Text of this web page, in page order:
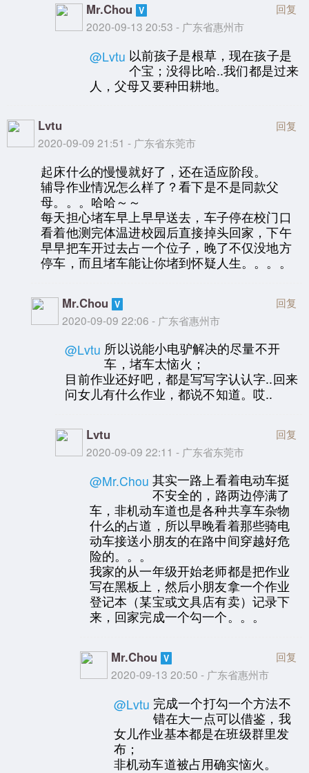
Mr.Chou
2020-09-13 20:53 - 广东省惠州市
回复
@Lvtu 以前孩子是根草，现在孩子是
个宝；没得比哈..我们都是过来
人，父母又要种田耕地。
Lvtu
2020-09-09 21:51 - 广东省东莞市
回复
起床什么的慢慢就好了，还在适应阶段。
辅导作业情况怎么样了？看下是不是同款父
母。。。哈哈～～
每天担心堵车早上早早送去，车子停在校门口
看着他测完体温进校园后直接掉头回家，下午
早早把车开过去占一个位子，晚了不仅没地方
停车，而且堵车能让你堵到怀疑人生。。。。
Mr.Chou
2020-09-09 22:06 - 广东省惠州市
回复
@Lvtu 所以说能小电驴解决的尽量不开
车，堵车太恼火；
目前作业还好吧，都是写写字认认字..回来
问女儿有什么作业，都说不知道。哎..
Lvtu
2020-09-09 22:11 - 广东省东莞市
回复
@Mr.Chou 其实一路上看着电动车挺
不安全的，路两边停满了
车，非机动车道也是各种共享车杂物
什么的占道，所以早晚看着那些骑电
动车接送小朋友的在路中间穿越好危
险的。。。
我家的从一年级开始老师都是把作业
写在黑板上，然后小朋友拿一个作业
登记本（某宝或文具店有卖）记录下
来，回家完成一个勾一个。。。
Mr.Chou
2020-09-13 20:50 - 广东省惠州市
回复
@Lvtu 完成一个打勾一个方法不
错在大一点可以借鉴，我
女儿作业基本都是在班级群里发
布；
非机动车道被占用确实恼火。